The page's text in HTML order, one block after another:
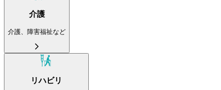
介護
介護、障害福祉など
リハビリ